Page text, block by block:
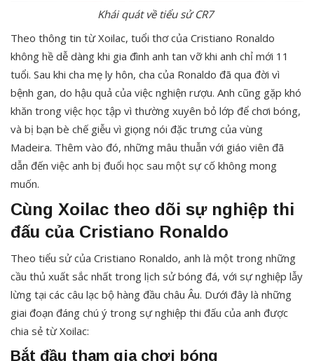
Khái quát về tiểu sử CR7
Theo thông tin từ Xoilac, tuổi thơ của Cristiano Ronaldo
không hề dễ dàng khi gia đình anh tan vỡ khi anh chỉ mới 11
tuổi. Sau khi cha mẹ ly hôn, cha của Ronaldo đã qua đời vì
bệnh gan, do hậu quả của việc nghiện rượu. Anh cũng gặp khó
khăn trong việc học tập vì thường xuyên bỏ lớp để chơi bóng,
và bị bạn bè chế giễu vì giọng nói đặc trưng của vùng
Madeira. Thêm vào đó, những mâu thuẫn với giáo viên đã
dẫn đến việc anh bị đuổi học sau một sự cố không mong
muốn.
Cùng Xoilac theo dõi sự nghiệp thi
đấu của Cristiano Ronaldo
Theo tiểu sử của Cristiano Ronaldo, anh là một trong những
cầu thủ xuất sắc nhất trong lịch sử bóng đá, với sự nghiệp lẫy
lừng tại các câu lạc bộ hàng đầu châu Âu. Dưới đây là những
giai đoạn đáng chú ý trong sự nghiệp thi đấu của anh được
chia sẻ từ Xoilac:
Bắt đầu tham gia chơi bóng